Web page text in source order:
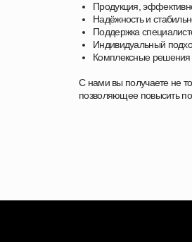
Продукция,
Надёжность и
Поддержка
Индивидуальный
Комплексные решения
С нами вы получаете не
позволяющее повысить